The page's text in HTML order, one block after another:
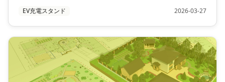
EV充電スタンド 2026-03-27